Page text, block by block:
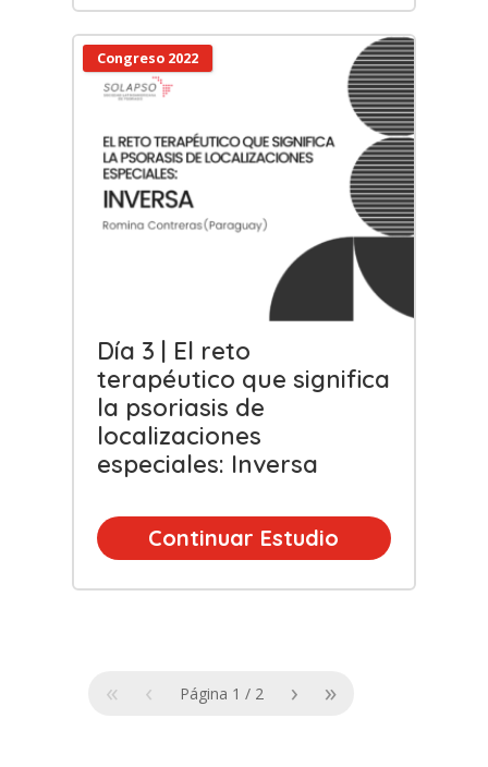
Congreso 2022
Día 3 | El reto
terapéutico que significa
la psoriasis de
localizaciones
especiales: Inversa
Continuar Estudio
« ‹ › »
Página 1 / 2